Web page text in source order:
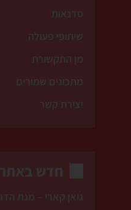
סדנאות
שיתופי פעולה
מן התקשורת
מתכונים שמורים
יצירת קשר
חדש באתר
גואן קארי – מנת